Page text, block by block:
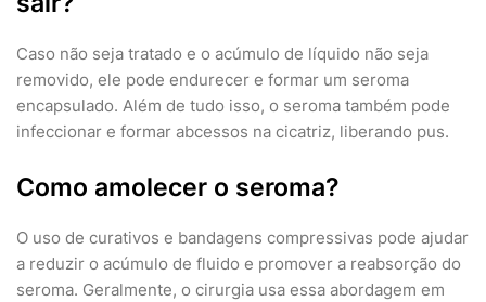
Caso não seja tratado e o acúmulo de líquido não seja
removido, ele pode endurecer e formar um seroma
encapsulado. Além de tudo isso, o seroma também pode
infeccionar e formar abcessos na cicatriz, liberando pus.
Como amolecer o seroma?
O uso de curativos e bandagens compressivas pode ajudar
a reduzir o acúmulo de fluido e promover a reabsorção do
seroma. Geralmente, o cirurgia usa essa abordagem em